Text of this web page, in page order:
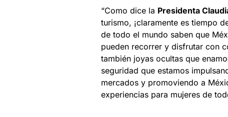
“Como dice la Presidenta
turismo, ¡claramente es tiempo
de todo el mundo saben que
pueden recorrer y disfrutar con
también joyas ocultas que
seguridad que estamos
mercados y promoviendo a
experiencias para mujeres de